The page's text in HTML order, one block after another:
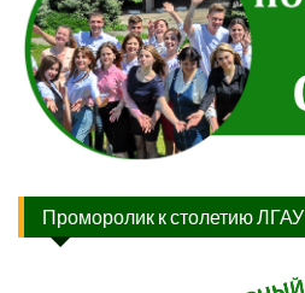
Проморолик к столетию ЛГАУ